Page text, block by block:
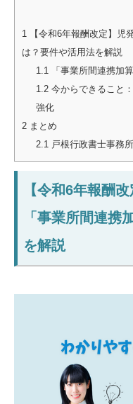
1 【令和6年報酬改定】児
は？要件や活用法を解説
1.1「事業所間連携加
1.2今からできること
強化
2 まとめ
2.1戸根行政書士事務
【令和6年報酬
「事業所間連携
を解説